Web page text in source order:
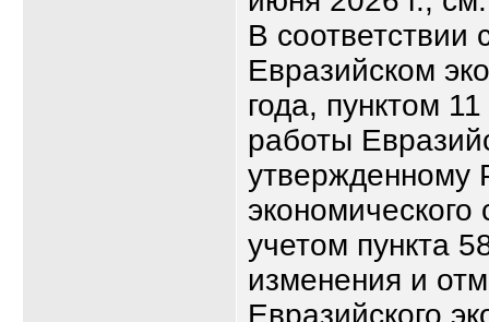
В соответствии
Евразийском
года, пунктом
работы
утвержденному
учетом пункта
изменения и
Евразийского